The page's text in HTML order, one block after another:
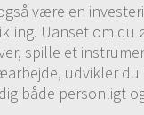
være en
Uanset om
spille et
udvikler du
både personligt